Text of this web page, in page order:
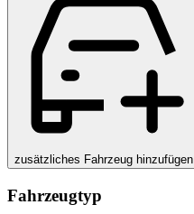
zusätzliches Fahrzeug hinzufügen
Fahrzeugtyp